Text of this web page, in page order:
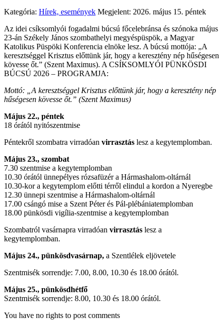
Kategória: Hírek, események Megjelent: 2026. május 15. péntek
Az idei csíksomlyói fogadalmi búcsú főcelebránsa és szónoka május
23-án Székely János szombathelyi megyéspüspök, a Magyar
Katolikus Püspöki Konferencia elnöke lesz. A búcsú mottója: „A
keresztséggel Krisztus előttünk jár, hogy a keresztény nép hűségesen
kövesse őt.” (Szent Maximus). A CSÍKSOMLYÓI PÜNKÖSDI
BÚCSÚ 2026 – PROGRAMJA:
Mottó: „A keresztséggel Krisztus előttünk jár, hogy a keresztény nép
hűségesen kövesse őt.” (Szent Maximus)
Május 22., péntek
18 órától nyitószentmise
Péntekről szombatra virradóan virrasztás lesz a kegytemplomban.
Május 23., szombat
7.30 szentmise a kegytemplomban
10.30 órától ünnepélyes rózsafüzér a Hármashalom-oltárnál
10.30-kor a kegytemplom előtti térről elindul a kordon a Nyeregbe
12.30 ünnepi szentmise a Hármashalom-oltárnál
17.00 csángó mise a Szent Péter és Pál-plébániatemplomban
18.00 pünkösdi vigília-szentmise a kegytemplomban
Szombatról vasárnapra virradóan virrasztás lesz a
kegytemplomban.
Május 24., pünkösdvasárnap, a Szentlélek eljövetele
Szentmisék sorrendje: 7.00, 8.00, 10.30 és 18.00 órától.
Május 25., pünkösdhétfő
Szentmisék sorrendje: 8.00, 10.30 és 18.00 órától.
You have no rights to post comments